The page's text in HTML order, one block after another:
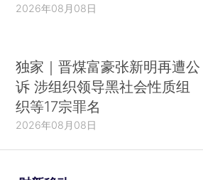
2026年08月08日
独家｜晋煤富豪张新明再遭公
诉 涉组织领导黑社会性质组
织等17宗罪名
2026年08月08日